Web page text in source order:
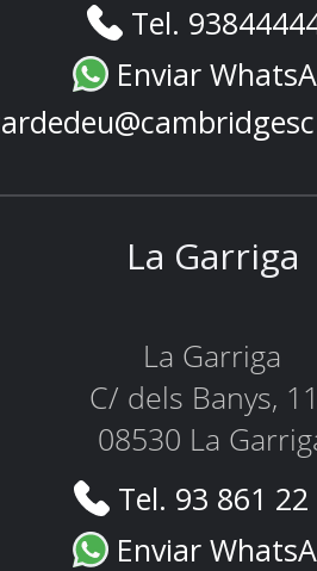
Tel.
Enviar
La Garriga
La Garriga
C/ dels Banys,
08530 La
Tel. 93 861
Enviar